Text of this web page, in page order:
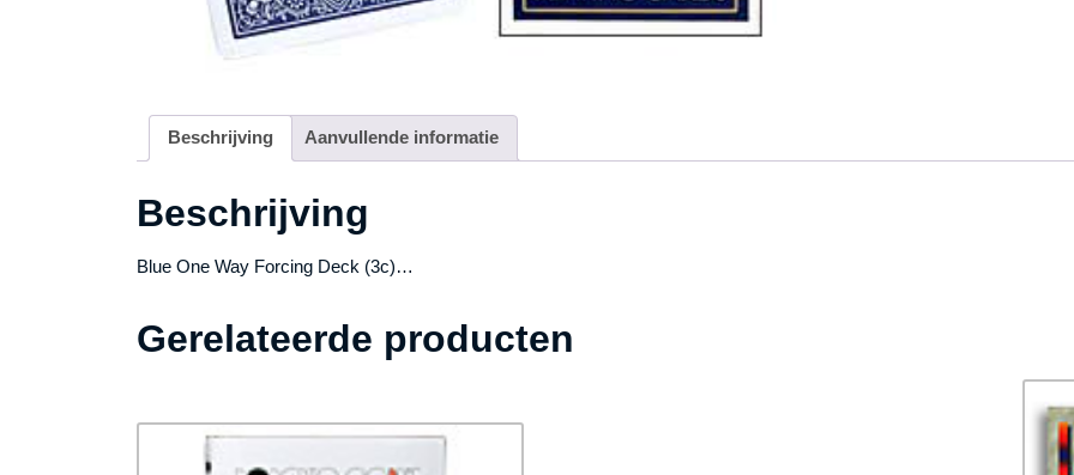
Beschrijving Aanvullende informatie
Beschrijving
Blue One Way Forcing Deck (3c)…
Gerelateerde producten